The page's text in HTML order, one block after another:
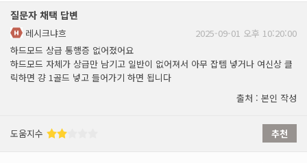
질문자 채택 답변
레시크냐흐
2025-09-01 오후 10:20:00
하드모드 상급 통행증 없어졌어요
하드모드 자체가 상급만 남기고 일반이 없어져서 아무 잡템 넣거나 여신상 클
릭하면 걍 1골드 넣고 들어가기 하면 됩니다
출처 : 본인 작성
도움지수 추천